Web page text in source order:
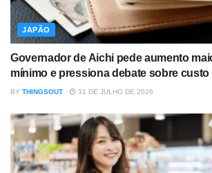
JAPÃO
Governador de Aichi pede aumento
mínimo e pressiona debate sobre custo
BY THINGSOUT 31 DE JULHO DE 2026